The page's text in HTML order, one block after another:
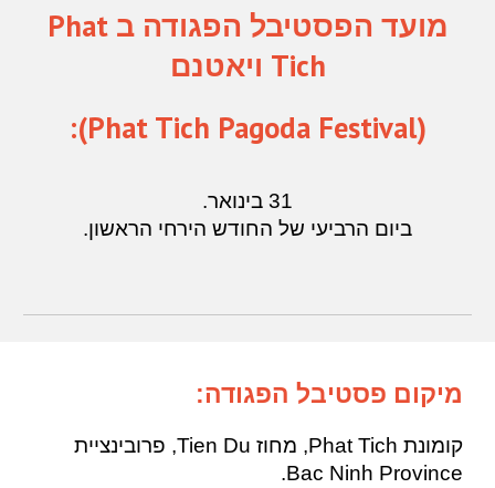
מועד הפסטיבל הפגודה ב Phat
Tich ויאטנם
(Phat Tich Pagoda Festival):
31 בינואר.
ביום הרביעי של החודש הירחי הראשון.
מיקום פסטיבל הפגודה:
קומונת Phat Tich, מחוז Tien Du, פרובינציית
Bac Ninh Province.